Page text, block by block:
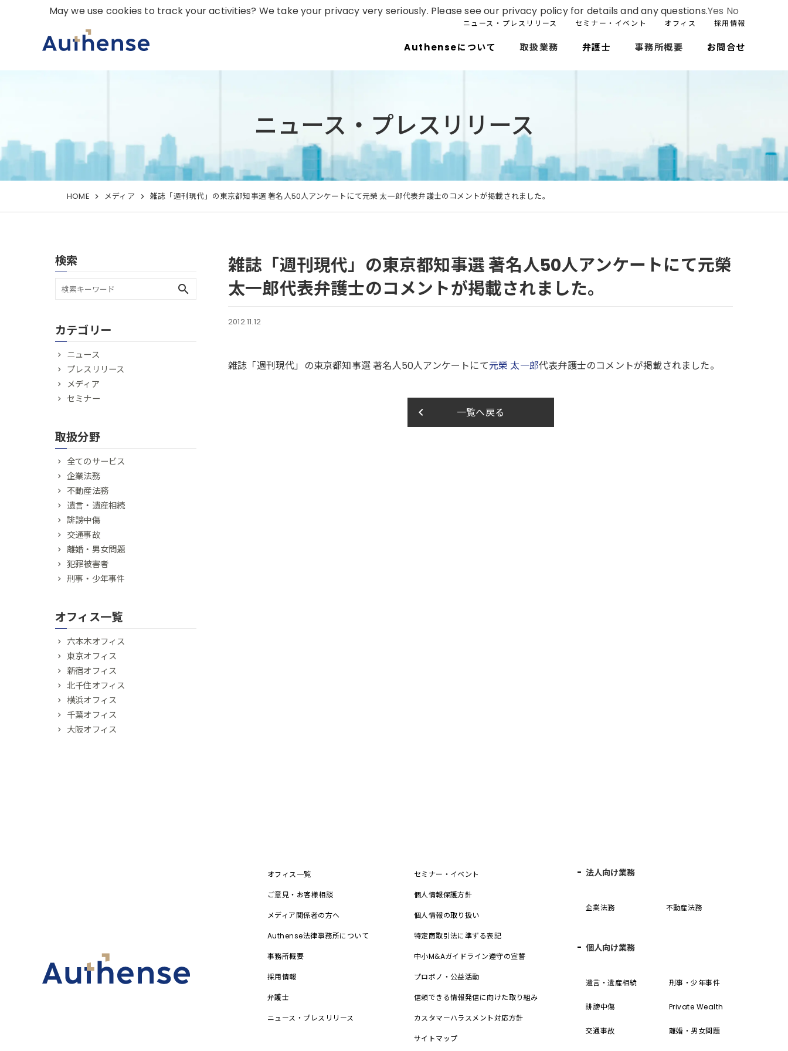
ニュース・プレスリリース セミナー・イベント オフィス 採用情報
Authenseについて 取扱業務 弁護士 事務所概要 お問合せ
ニュース・プレスリリース
HOME メディア 雑誌「週刊現代」の東京都知事選 著名人50人アンケートにて元榮 太一郎代表弁護士のコメントが掲載されました。
雑誌「週刊現代」の東京都知事選 著名人50人アンケートにて元榮
太一郎代表弁護士のコメントが掲載されました。
2012.11.12
雑誌「週刊現代」の東京都知事選 著名人50人アンケートにて元榮 太一郎代表弁護士のコメントが掲載されました。
一覧へ戻る
keyboard_arrow_left
検索
search
カテゴリー
ニュース
プレスリリース
メディア
セミナー
取扱分野
全てのサービス
企業法務
不動産法務
遺言・遺産相続
誹謗中傷
交通事故
離婚・男女問題
犯罪被害者
刑事・少年事件
オフィス一覧
六本木オフィス
東京オフィス
新宿オフィス
北千住オフィス
横浜オフィス
千葉オフィス
大阪オフィス
オフィス一覧
ご意見・お客様相談
メディア関係者の方へ
Authense法律事務所について
事務所概要
採用情報
弁護士
ニュース・プレスリリース
セミナー・イベント
個人情報保護方針
個人情報の取り扱い
特定商取引法に準ずる表記
中小M&Aガイドライン遵守の宣誓
プロボノ・公益活動
信頼できる情報発信に向けた取り組み
カスタマーハラスメント対応方針
サイトマップ
法人向け業務
企業法務 不動産法務
個人向け業務
遺言・遺産相続 刑事・少年事件
誹謗中傷 Private Wealth
交通事故 離婚・男女問題
May we use cookies to track your activities? We take your privacy very seriously. Please see our privacy policy for details and any questions.Yes No